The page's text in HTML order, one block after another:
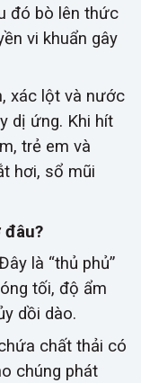
đó bò lên thức
vi khuẩn gây
xác lột và nước
dị ứng. Khi hít
trẻ em và
hơi, sổ mũi
đâu?
là “thủ phủ”
tối, độ ẩm
dồi dào.
chất thải có
chúng phát